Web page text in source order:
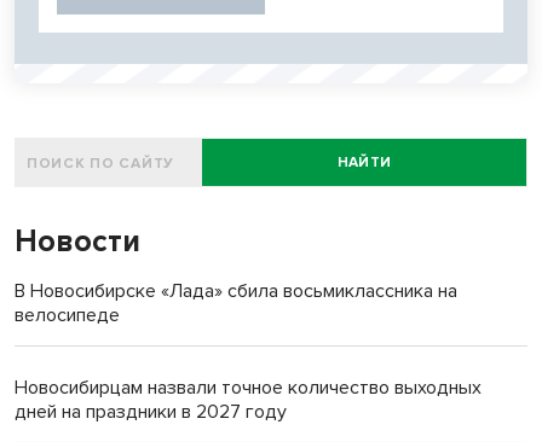
НАЙТИ
Новости
В Новосибирске «Лада» сбила восьмиклассника на
велосипеде
Новосибирцам назвали точное количество выходных
дней на праздники в 2027 году